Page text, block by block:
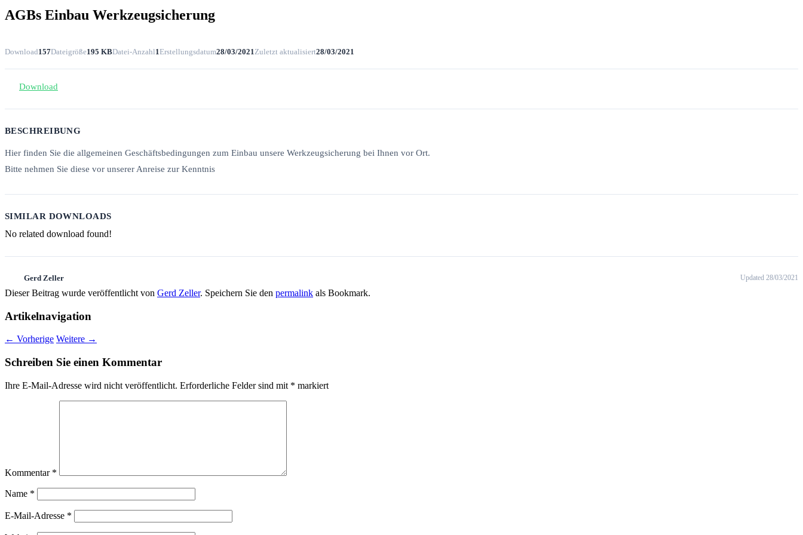
AGBs Einbau Werkzeugsicherung
Download157Dateigröße195 KBDatei-Anzahl1Erstellungsdatum28/03/2021 Zuletzt aktualisiert28/03/2021
Download
BESCHREIBUNG
Hier finden Sie die allgemeinen Geschäftsbedingungen zum Einbau unsere Werkzeugsicherung bei Ihnen vor Ort.
Bitte nehmen Sie diese vor unserer Anreise zur Kenntnis
SIMILAR DOWNLOADS
No related download found!
Gerd Zeller Updated 28/03/2021
Dieser Beitrag wurde veröffentlicht von Gerd Zeller. Speichern Sie den permalink als Bookmark.
Artikelnavigation
← Vorherige Weitere →
Schreiben Sie einen Kommentar
Ihre E-Mail-Adresse wird nicht veröffentlicht. Erforderliche Felder sind mit * markiert
Kommentar *
Name *
E-Mail-Adresse *